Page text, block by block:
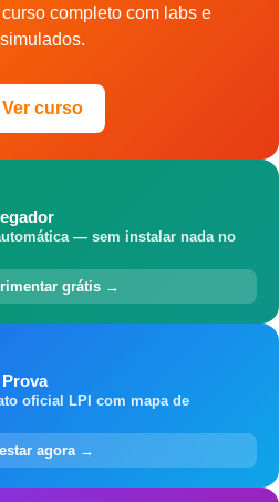
completo com labs e
simulados.
Ver curso
— sem instalar nada no
grátis →
oficial LPI com mapa de
agora →